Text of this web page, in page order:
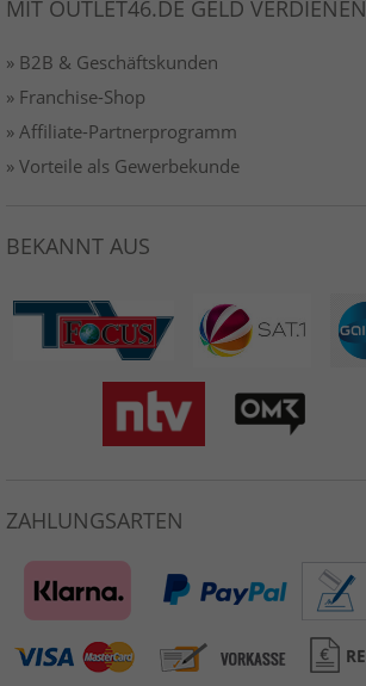
MIT OUTLET46.DE GELD VERDIENEN
» B2B & Geschäftskunden
» Franchise-Shop
» Affiliate-Partnerprogramm
» Vorteile als Gewerbekunde
BEKANNT AUS
ZAHLUNGSARTEN